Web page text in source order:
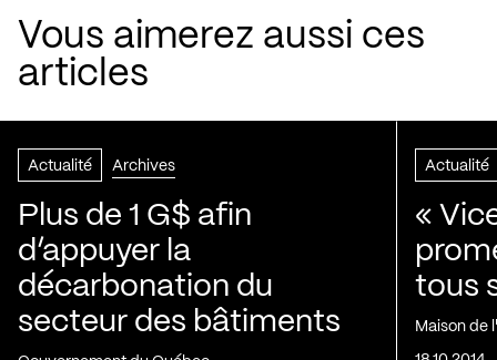
Vous aimerez aussi ces
articles
Actualité Archives
Plus de 1 G$ afin
d’appuyer la
décarbonation du
secteur des bâtiments
Actualité
«
tous
Maison de